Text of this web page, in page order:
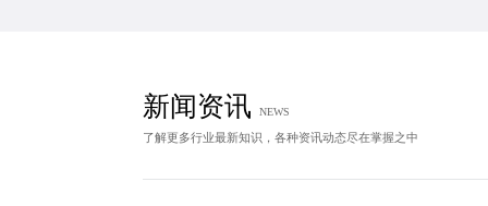
新闻资讯 NEWS
了解更多行业最新知识，各种资讯动态尽在掌握之中